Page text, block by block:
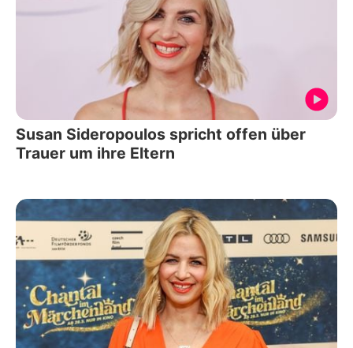
Susan Sideropoulos spricht offen über
Trauer um ihre Eltern